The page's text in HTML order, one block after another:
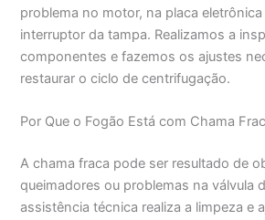
problema no motor, na placa
interruptor da tampa. Realizamos a
componentes e fazemos os ajustes
restaurar o ciclo de centrifugação.
Por Que o Fogão Está com Chama
A chama fraca pode ser resultado de
queimadores ou problemas na válvula
assistência técnica realiza a limpeza e